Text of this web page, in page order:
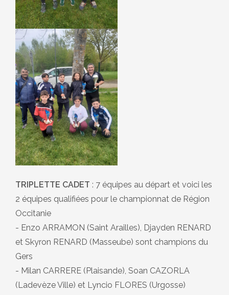
TRIPLETTE CADET : 7 équipes au départ et voici les
2 équipes qualifiées pour le championnat de Région
Occitanie
- Enzo ARRAMON (Saint Arailles), Djayden RENARD
et Skyron RENARD (Masseube) sont champions du
Gers
- Milan CARRERE (Plaisande), Soan CAZORLA
(Ladevèze Ville) et Lyncio FLORES (Urgosse)